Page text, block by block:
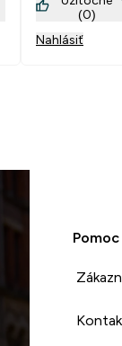
(0)
Nahlásiť